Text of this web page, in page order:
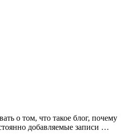
о том, что такое блог, почему
добавляемые записи …